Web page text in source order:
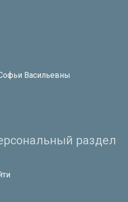
Васильевны
раздел